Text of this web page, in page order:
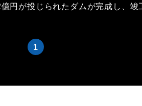
円が投じられたダムが完成し、竣
1